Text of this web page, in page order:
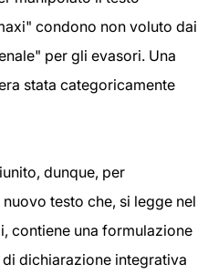
condono non voluto dai
per gli evasori. Una
stata categoricamente
dunque, per
nuovo testo che, si legge nel
contiene una formulazione
dichiarazione integrativa